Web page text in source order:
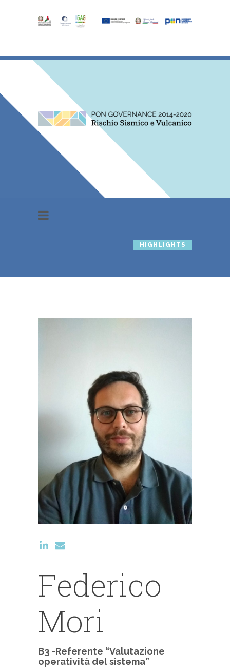
HIGHLIGHTS
Federico
Mori
B3 -Referente “Valutazione
operatività del sistema”